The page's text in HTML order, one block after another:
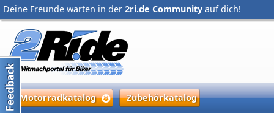
Deine Freunde warten in der 2ri.de Community auf dich!
Motorradkatalog Zubehörkatalog